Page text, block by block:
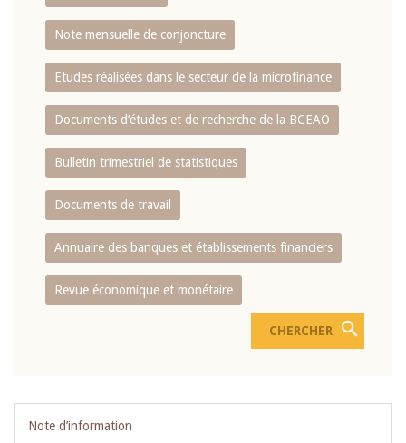
Note mensuelle de conjoncture
Etudes réalisées dans le secteur de la microfinance
Documents d’études et de recherche de la BCEAO
Bulletin trimestriel de statistiques
Documents de travail
Annuaire des banques et établissements financiers
Revue économique et monétaire
Note d’information